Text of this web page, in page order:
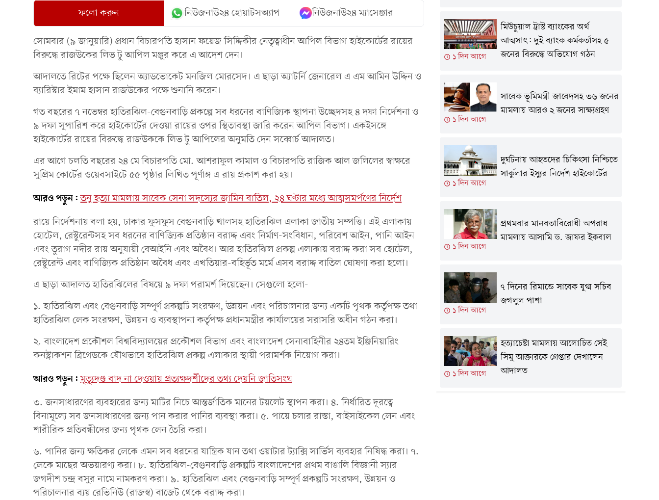
ফলো করুন নিউজনাউ২৪ হোয়াটসঅ্যাপ নিউজনাউ২৪ ম্যাসেঞ্জার
সোমবার (৯ জানুয়ারি) প্রধান বিচারপতি হাসান ফয়েজ সিদ্দিকীর নেতৃত্বাধীন আপিল বিভাগ হাইকোর্টের রায়ের
বিরুদ্ধে রাজউকের লিভ টু আপিল মঞ্জুর করে এ আদেশ দেন।
আদালতে রিটের পক্ষে ছিলেন অ্যাডভোকেট মনজিল মোরসেদ। এ ছাড়া অ্যাটর্নি জেনারেল এ এম আমিন উদ্দিন ও
ব্যারিস্টার ইমাম হাসান রাজউকের পক্ষে শুনানি করেন।
গত বছরের ৭ নভেম্বর হাতিরঝিল-বেগুনবাড়ি প্রকল্পে সব ধরনের বাণিজ্যিক স্থাপনা উচ্ছেদসহ ৪ দফা নির্দেশনা ও
৯ দফা সুপারিশ করে হাইকোর্টের দেওয়া রায়ের ওপর স্থিতাবস্থা জারি করেন আপিল বিভাগ। একইসঙ্গে
হাইকোর্টের রায়ের বিরুদ্ধে রাজউককে লিভ টু আপিলের অনুমতি দেন সব্বোর্চ আদালত।
এর আগে চলতি বছরের ২৪ মে বিচারপতি মো. আশরাফুল কামাল ও বিচারপতি রাজিক আল জলিলের স্বাক্ষরে
সুপ্রিম কোর্টের ওয়েবসাইটে ৫৫ পৃষ্ঠার লিখিত পূর্ণাঙ্গ এ রায় প্রকাশ করা হয়।
আরও পড়ুন: তনু হত্যা মামলায় সাবেক সেনা সদস্যের জামিন বাতিল, ২৪ ঘণ্টার মধ্যে আত্মসমর্পণের নির্দেশ
রায়ে নির্দেশনায় বলা হয়, ঢাকার ফুসফুস বেগুনবাড়ি খালসহ হাতিরঝিল এলাকা জাতীয় সম্পত্তি। এই এলাকায়
হোটেল, রেস্টুরেন্টসহ সব ধরনের বাণিজ্যিক প্রতিষ্ঠান বরাদ্দ এবং নির্মাণ-সংবিধান, পরিবেশ আইন, পানি আইন
এবং তুরাগ নদীর রায় অনুযায়ী বেআইনি এবং অবৈধ। আর হাতিরঝিল প্রকল্প এলাকায় বরাদ্দ করা সব হোটেল,
রেস্টুরেন্ট এবং বাণিজ্যিক প্রতিষ্ঠান অবৈধ এবং এখতিয়ার-বহির্ভূত মর্মে এসব বরাদ্দ বাতিল ঘোষণা করা হলো।
এ ছাড়া আদালত হাতিরঝিলের বিষয়ে ৯ দফা পরামর্শ দিয়েছেন। সেগুলো হলো-
১. হাতিরঝিল এবং বেগুনবাড়ি সম্পূর্ণ প্রকল্পটি সংরক্ষণ, উন্নয়ন এবং পরিচালনার জন্য একটি পৃথক কর্তৃপক্ষ তথা
হাতিরঝিল লেক সংরক্ষণ, উন্নয়ন ও ব্যবস্থাপনা কর্তৃপক্ষ প্রধানমন্ত্রীর কার্যালয়ের সরাসরি অধীন গঠন করা।
২. বাংলাদেশ প্রকৌশল বিশ্ববিদ্যালয়ের প্রকৌশল বিভাগ এবং বাংলাদেশ সেনাবাহিনীর ২৪তম ইঞ্জিনিয়ারিং
কনস্ট্রাকশন ব্রিগেডকে যৌথভাবে হাতিরঝিল প্রকল্প এলাকার স্থায়ী পরামর্শক নিয়োগ করা।
আরও পড়ুন: মৃত্যুদণ্ড বাদ না দেওয়ায় প্রত্যক্ষদর্শীদের তথ্য দেয়নি জাতিসংঘ
৩. জনসাধারণের ব্যবহারের জন্য মাটির নিচে আন্তর্জাতিক মানের টয়লেট স্থাপন করা। ৪. নির্ধারিত দূরত্বে
বিনামূল্যে সব জনসাধারণের জন্য পান করার পানির ব্যবস্থা করা। ৫. পায়ে চলার রাস্তা, বাইসাইকেল লেন এবং
শারীরিক প্রতিবন্ধীদের জন্য পৃথক লেন তৈরি করা।
৬. পানির জন্য ক্ষতিকর লেকে এমন সব ধরনের যান্ত্রিক যান তথা ওয়াটার ট্যাক্সি সার্ভিস ব্যবহার নিষিদ্ধ করা। ৭.
লেকে মাছের অভয়ারণ্য করা। ৮. হাতিরঝিল-বেগুনবাড়ি প্রকল্পটি বাংলাদেশের প্রথম বাঙালি বিজ্ঞানী স্যার
জগদীশ চন্দ্র বসুর নামে নামকরণ করা। ৯. হাতিরঝিল এবং বেগুনবাড়ি সম্পূর্ণ প্রকল্পটি সংরক্ষণ, উন্নয়ন ও
পরিচালনার ব্যয় রেভিনিউ (রাজস্ব) বাজেট থেকে বরাদ্দ করা।
১ দিন আগে
মিউচুয়াল ট্রাস্ট ব্যাংকের অর্থ
আত্মসাৎ: দুই ব্যাংক কর্মকর্তাসহ ৫
জনের বিরুদ্ধে অভিযোগ গঠন
১ দিন আগে
সাবেক ভূমিমন্ত্রী জাবেদসহ ৩৬ জনের
মামলায় আরও ২ জনের সাক্ষ্যগ্রহণ
১ দিন আগে
দুর্ঘটনায় আহতদের চিকিৎসা নিশ্চিতে
সার্কুলার ইস্যুর নির্দেশ হাইকোর্টের
১ দিন আগে
প্রথমবার মানবতাবিরোধী অপরাধ
মামলায় আসামি ড. জাফর ইকবাল
১ দিন আগে
৭ দিনের রিমান্ডে সাবেক যুগ্ম সচিব
জগলুল পাশা
১ দিন আগে
হত্যাচেষ্টা মামলায় আলোচিত সেই
সিমু আক্তারকে গ্রেপ্তার দেখালেন
আদালত